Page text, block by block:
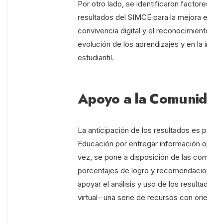
Por otro lado, se identificaron
resultados del SIMCE para la mejora
convivencia digital y el
evolución de los aprendizajes y en
estudiantil.
Apoyo a la
La anticipación de los resultados es
Educación por entregar información
vez, se pone a disposición de las
porcentajes de logro y
apoyar el análisis y uso de los
virtual– una serie de recursos con